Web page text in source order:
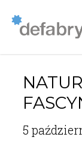
5